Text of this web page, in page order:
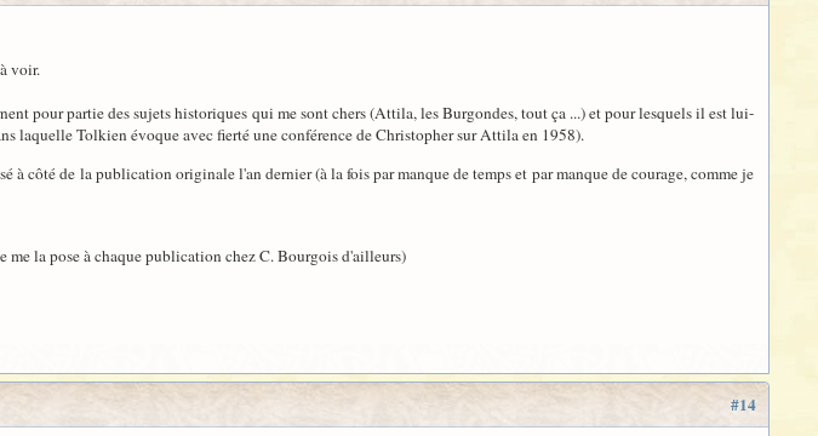
voir.
pour partie des sujets historiques qui me sont chers (Attila, les Burgondes, tout ça ...) et pour lesquels il est lui-
laquelle Tolkien évoque avec fierté une conférence de Christopher sur Attila en 1958).
côté de la publication originale l'an dernier (à la fois par manque de temps et par manque de courage, comme je
me la pose à chaque publication chez C. Bourgois d'ailleurs)
#14